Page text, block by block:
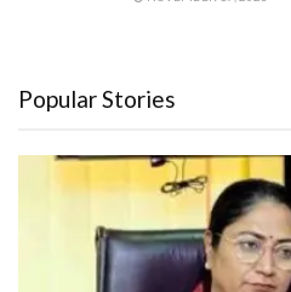
Popular Stories